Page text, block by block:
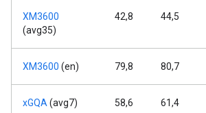
XM3600
(avg35)
42,8 44,5
XM3600 (en) 79,8 80,7
xGQA (avg7) 58,6 61,4